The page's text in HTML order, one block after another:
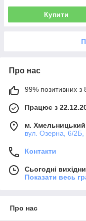
Купити
Про нас
99% позитивних з
Працює з
м. Хмельницький
вул. Озерна, 6/
Контакти
Сьогодні
Показати весь
Про нас